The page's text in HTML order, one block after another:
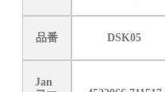
品番 DSK05
Jan